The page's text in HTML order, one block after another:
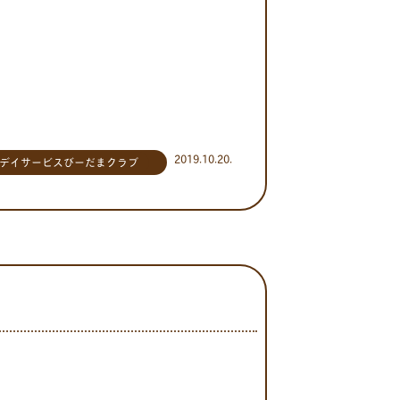
2019.10.20.
イサービスびーだまクラブ